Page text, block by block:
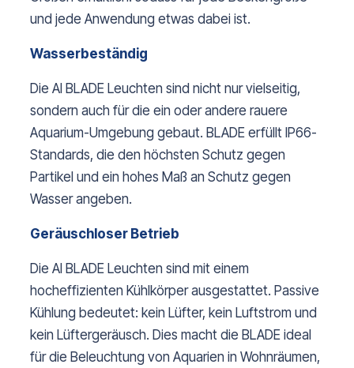
und jede Anwendung etwas dabei ist.
Wasserbeständig
Die AI BLADE Leuchten sind nicht nur vielseitig,
sondern auch für die ein oder andere rauere
Aquarium-Umgebung gebaut. BLADE erfüllt IP66-
Standards, die den höchsten Schutz gegen
Partikel und ein hohes Maß an Schutz gegen
Wasser angeben.
Geräuschloser Betrieb
Die AI BLADE Leuchten sind mit einem
hocheffizienten Kühlkörper ausgestattet. Passive
Kühlung bedeutet: kein Lüfter, kein Luftstrom und
kein Lüftergeräusch. Dies macht die BLADE ideal
für die Beleuchtung von Aquarien in Wohnräumen,